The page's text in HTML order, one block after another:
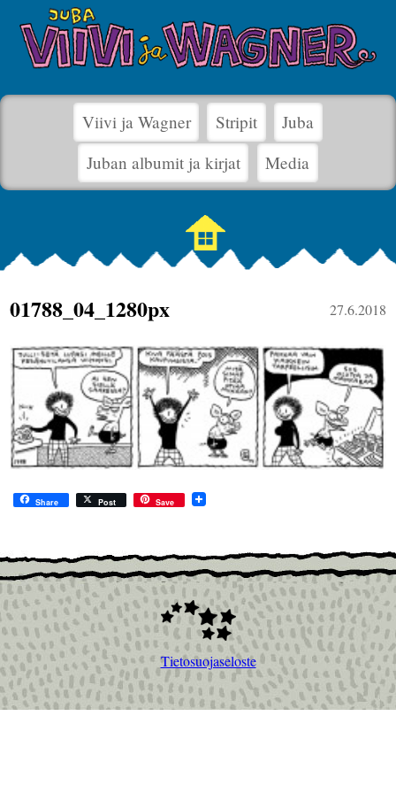
Viivi ja Wagner Stripit
Juba
Juban albumit ja kirjat
Media
27.6.2018
01788_04_1280px
Share Post Save
Tietosuojaseloste